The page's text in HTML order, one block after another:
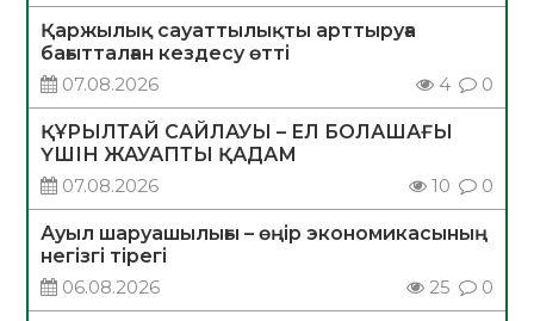
Қаржылық сауаттылықты арттыруға
бағытталған кездесу өтті
07.08.2026
4 0
ҚҰРЫЛТАЙ САЙЛАУЫ – ЕЛ БОЛАШАҒЫ
ҮШІН ЖАУАПТЫ ҚАДАМ
07.08.2026
10 0
Ауыл шаруашылығы – өңір экономикасының
негізгі тірегі
06.08.2026
25 0